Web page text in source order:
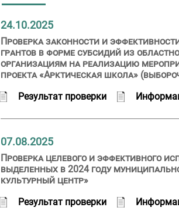
24.10.2025
Проверка законности и
грантов в форме субсидий из
организациям на реализацию
проекта «Арктическая школа»
Результат проверки
07.08.2025
Проверка целевого и эффективного
выделенных в 2024 году
культурный центр»
Результат проверки